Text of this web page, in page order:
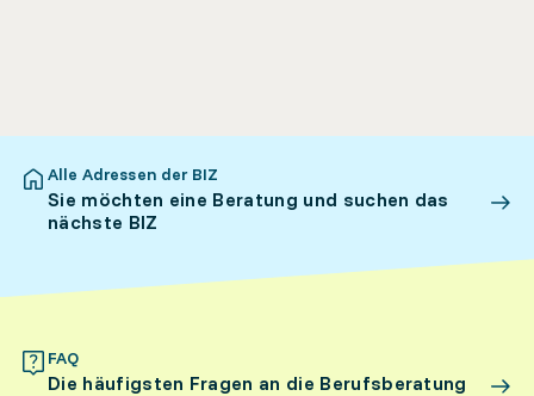
Alle Adressen der BIZ
Sie möchten eine Beratung und suchen das
nächste BIZ
FAQ
Die häufigsten Fragen an die Berufsberatung